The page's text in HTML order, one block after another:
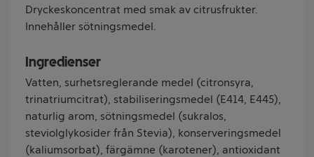
Dryckeskoncentrat med smak av citrusfrukter.
Innehåller sötningsmedel.
Ingredienser
Vatten, surhetsreglerande medel (citronsyra,
trinatriumcitrat), stabiliseringsmedel (E414, E445),
naturlig arom, sötningsmedel (sukralos,
steviolglykosider från Stevia), konserveringsmedel
(kaliumsorbat), färgämne (karotener), antioxidant